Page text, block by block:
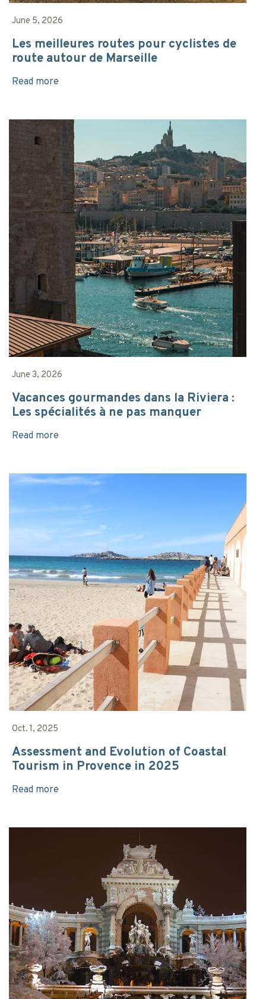
June 5, 2026
Les meilleures routes pour cyclistes de
route autour de Marseille
Read more
June 3, 2026
Vacances gourmandes dans la Riviera :
Les spécialités à ne pas manquer
Read more
Oct. 1, 2025
Assessment and Evolution of Coastal
Tourism in Provence in 2025
Read more